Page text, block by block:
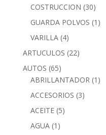
COSTRUCCION (30)
GUARDA POLVOS (1)
VARILLA (4)
ARTUCULOS (22)
AUTOS (65)
ABRILLANTADOR (1)
ACCESORIOS (3)
ACEITE (5)
AGUA (1)